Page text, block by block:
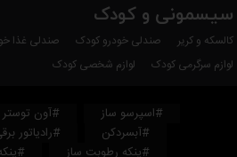
سیسمونی و کودک
کالسکه و کریر صندلی خودرو کودک صندلی غذا
لوازم سرگرمی کودک
لوازم شخصی کودک
#اسپرسو ساز #آون توستر
#آبسردکن
#رادیاتور
#پنکه رطوبت ساز